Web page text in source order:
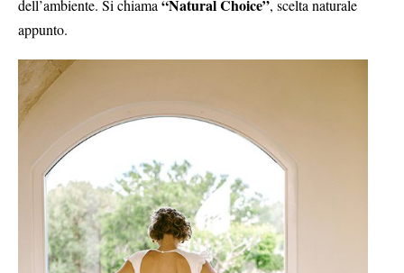
dell’ambiente. Si chiama “Natural Choice”, scelta naturale
appunto.